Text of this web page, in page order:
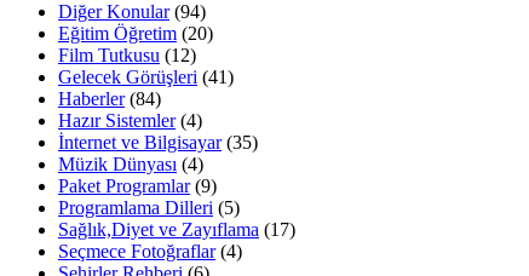
Diğer Konular(94)
Eğitim Öğretim (20)
Film Tutkusu (12)
Gelecek Görüşleri (41)
Haberler(84)
Hazır Sistemler(4)
İnternet ve Bilgisayar(35)
Müzik Dünyası (4)
Paket Programlar(9)
Programlama Dilleri (5)
Sağlık,Diyet ve Zayıflama (17)
Seçmece Fotoğraflar(4)